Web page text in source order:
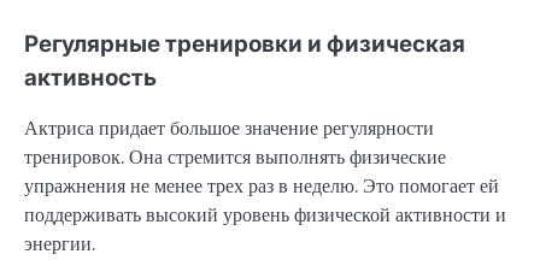
Регулярные тренировки и физическая
активность
Актриса придает большое значение регулярности
тренировок. Она стремится выполнять физические
упражнения не менее трех раз в неделю. Это помогает ей
поддерживать высокий уровень физической активности и
энергии.